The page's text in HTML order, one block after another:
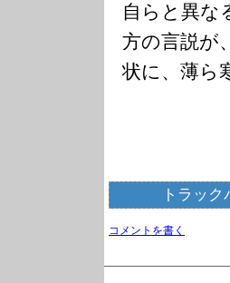
自らと異な
方の言説が
状に、薄ら
トラッ
コメントを書く